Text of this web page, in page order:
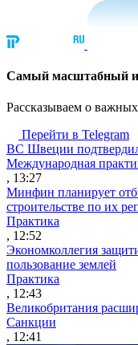
Cамый масштабный и
Рассказываем о
Перейти в Telegram
ВС Швеции подтвердил
Международная
, 13:27
Минфин планирует
строительстве по их
Практика
, 12:52
Экономколлегия
пользование землей
Практика
, 12:43
Великобритания
Санкции
, 12:41